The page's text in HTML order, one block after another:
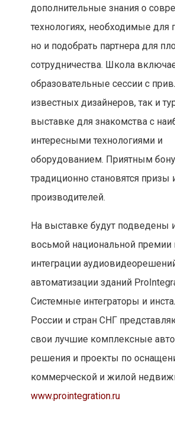
дополнительные знания о
технологиях, необходимые для
но и подобрать партнера для
сотрудничества. Школа
образовательные сессии с
известных дизайнеров, так и
выставке для знакомства с
интересными технологиями и
оборудованием. Приятным
традиционно становятся призы
производителей.
На выставке будут подведены
восьмой национальной премии
интеграции
автоматизации зданий
Системные интеграторы и
России и стран СНГ
свои лучшие комплексные
решения и проекты по
коммерческой и жилой
www.prointegration.ru